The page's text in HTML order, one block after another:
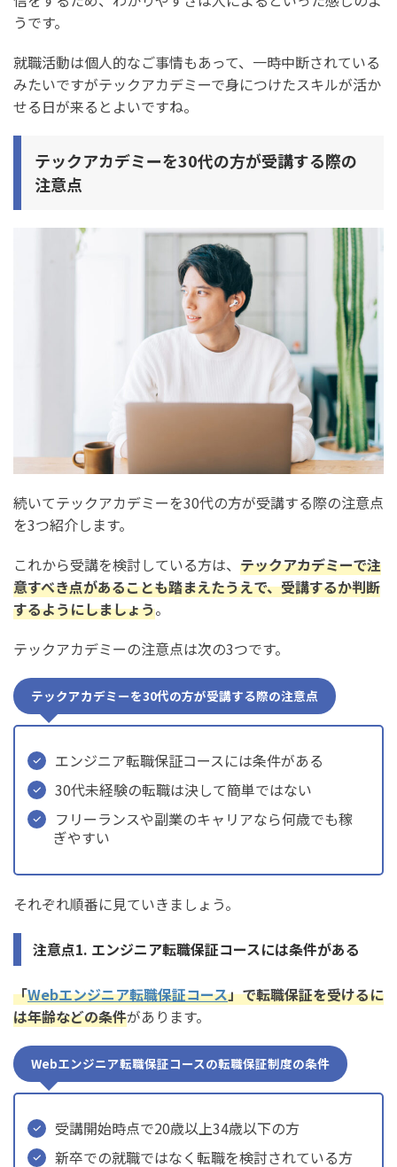
うです。
就職活動は個人的なご事情もあって、一時中断されている
みたいですがテックアカデミーで身につけたスキルが活か
せる日が来るとよいですね。
テックアカデミーを30代の方が受講する際の
注意点
続いてテックアカデミーを30代の方が受講する際の注意点
を3つ紹介します。
これから受講を検討している方は、 テックアカデミーで注
意すべき点があることも踏まえたうえで、受講するか判断
するようにしましょう。
テックアカデミーの注意点は次の3つです。
テックアカデミーを30代の方が受講する際の注意点
エンジニア転職保証コースには条件がある
30代未経験の転職は決して簡単ではない
フリーランスや副業のキャリアなら何歳でも稼
ぎやすい
それぞれ順番に見ていきましょう。
注意点1. エンジニア転職保証コースには条件がある
「Webエンジニア転職保証コース」で転職保証を受けるに
は年齢などの条件があります。
Webエンジニア転職保証コースの転職保証制度の条件
受講開始時点で20歳以上34歳以下の方
新卒での就職ではなく転職を検討されている方